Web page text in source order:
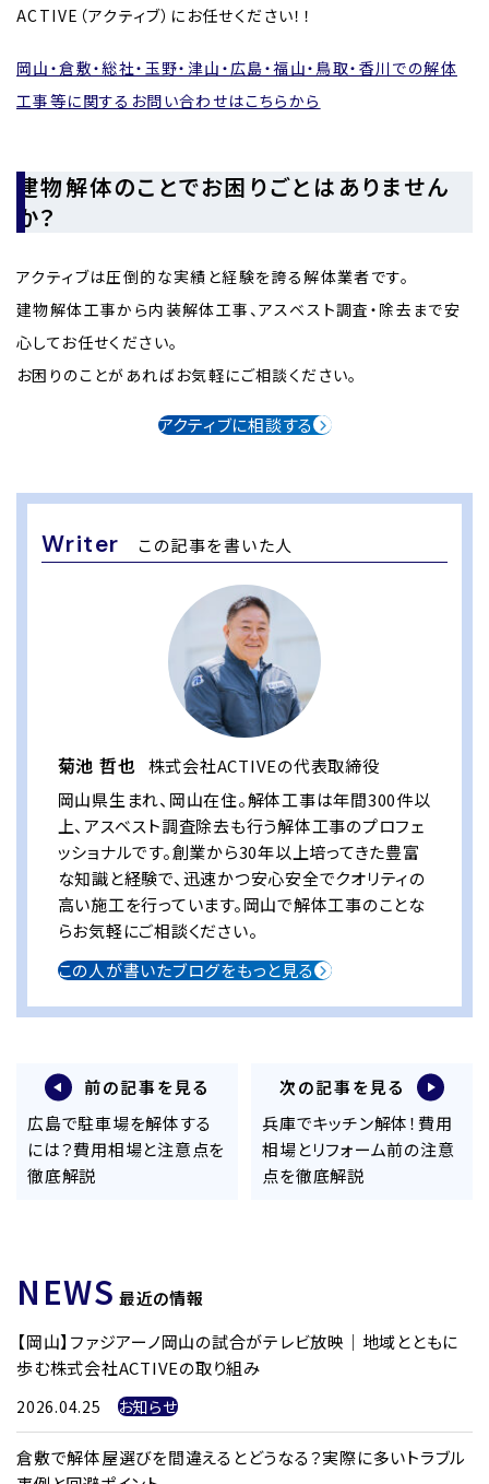
ACTIVE（アクティブ）にお任せください！！
岡山・倉敷・総社・玉野・津山・広島・福山・鳥取・香川での解体
工事等に関するお問い合わせはこちらから
建物解体のことでお困りごとはありません
か？
アクティブは圧倒的な実績と経験を誇る解体業者です。
建物解体工事から内装解体工事、アスベスト調査・除去まで安
心してお任せください。
お困りのことがあればお気軽にご相談ください。
アクティブに相談する
Writer この記事を書いた人
菊池 哲也 株式会社ACTIVEの代表取締役
岡山県生まれ、岡山在住。解体工事は年間300件以
上、アスベスト調査除去も行う解体工事のプロフェ
ッショナルです。創業から30年以上培ってきた豊富
な知識と経験で、迅速かつ安心安全でクオリティの
高い施工を行っています。岡山で解体工事のことな
らお気軽にご相談ください。
この人が書いたブログをもっと見る
前の記事を見る
広島で駐車場を解体する
には？費用相場と注意点を
徹底解説
次の記事を見る
兵庫でキッチン解体！費用
相場とリフォーム前の注意
点を徹底解説
NEWS 最近の情報
【岡山】ファジアーノ岡山の試合がテレビ放映｜地域とともに
歩む株式会社ACTIVEの取り組み
2026.04.25 お知らせ
倉敷で解体屋選びを間違えるとどうなる？実際に多いトラブル